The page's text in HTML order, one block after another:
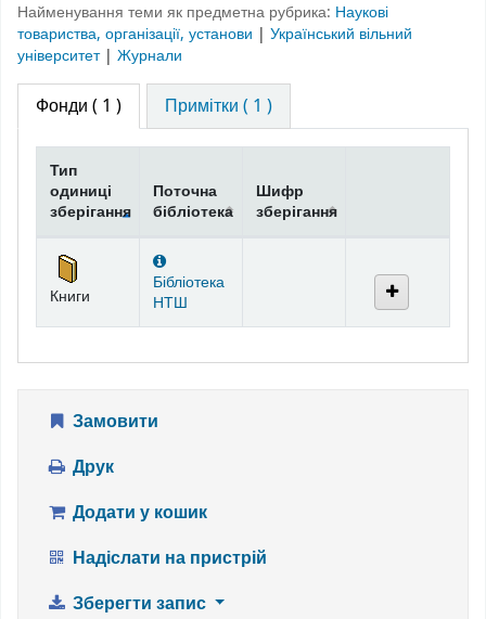
Найменування теми як предметна рубрика: Наукові
товариства, організації, установи | Український вільний
університет | Журнали
Фонди ( 1 ) Примітки ( 1 )
Фонди
Тип
одиниці
зберігання
Поточна
бібліотека
Шифр
зберігання
Книги
Бібліотека
НТШ
Замовити
Друк
Додати у кошик
Надіслати на пристрій
Зберегти запис